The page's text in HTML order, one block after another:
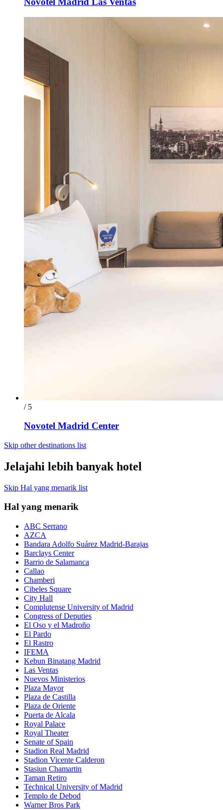
/ 5
Novotel Madrid Center
Skip other destinations list
Jelajahi lebih banyak hotel
Skip Hal yang menarik list
Hal yang menarik
ABC Serrano
AZCA
Bandara Adolfo Suárez Madrid-Barajas
Barclays Center
Barrio de Salamanca
Callao
Chamberi
Cibeles Square
City Hall
Complutense University of Madrid
Congress of Deputies
El Oso y el Madroño
El Pardo
El Rastro
IFEMA
Kebun Binatang Madrid
Las Ventas
Nuevos Ministerios
Plaza Mayor
Plaza de Castilla
Plaza de Oriente
Puerta de Alcala
Royal Palace
Royal Theater
Senate of Spain
Stadion Real Madrid
Stadion Vicente Calderon
Stasiun Chamartin
Taman Retiro
Technical University of Madrid
Templo de Debod
Warner Bros Park